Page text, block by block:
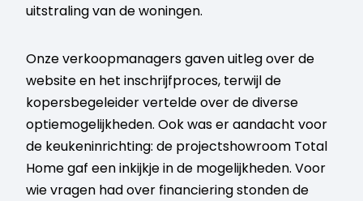
uitstraling van de woningen.
Onze verkoopmanagers gaven uitleg over de
website en het inschrijfproces, terwijl de
kopersbegeleider vertelde over de diverse
optiemogelijkheden. Ook was er aandacht voor
de keukeninrichting: de projectshowroom Total
Home gaf een inkijkje in de mogelijkheden. Voor
wie vragen had over financiering stonden de